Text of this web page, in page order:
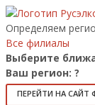
Определяем
Все филиалы
Выберите
Ваш регион: ?
ПЕРЕЙТИ НА САЙТ